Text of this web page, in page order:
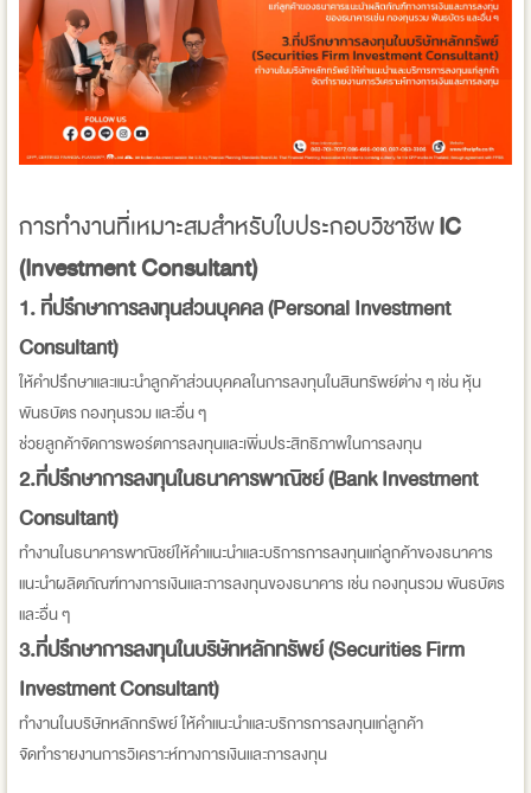
การทำงานที่เหมาะสมสำหรับใบประกอบวิชาชีพIC
(Investment Consultant)
1. ที่ปรึกษาการลงทุนส่วนบุคคล (Personal Investment
Consultant)
ให้คำปรึกษาและแนะนำลูกค้าส่วนบุคคลในการลงทุนในสินทรัพย์ต่าง ๆ เช่น หุ้น
พันธบัตร กองทุนรวม และอื่น ๆ
ช่วยลูกค้าจัดการพอร์ตการลงทุนและเพิ่มประสิทธิภาพในการลงทุน
2.ที่ปรึกษาการลงทุนในธนาคารพาณิชย์ (Bank Investment
Consultant)
ทำงานในธนาคารพาณิชย์ให้คำแนะนำและบริการการลงทุนแก่ลูกค้าของธนาคาร
แนะนำผลิตภัณฑ์ทางการเงินและการลงทุนของธนาคาร เช่น กองทุนรวม พันธบัตร
และอื่น ๆ
3.ที่ปรึกษาการลงทุนในบริษัทหลักทรัพย์ (Securities Firm
Investment Consultant)
ทำงานในบริษัทหลักทรัพย์ ให้คำแนะนำและบริการการลงทุนแก่ลูกค้า
จัดทำรายงานการวิเคราะห์ทางการเงินและการลงทุน